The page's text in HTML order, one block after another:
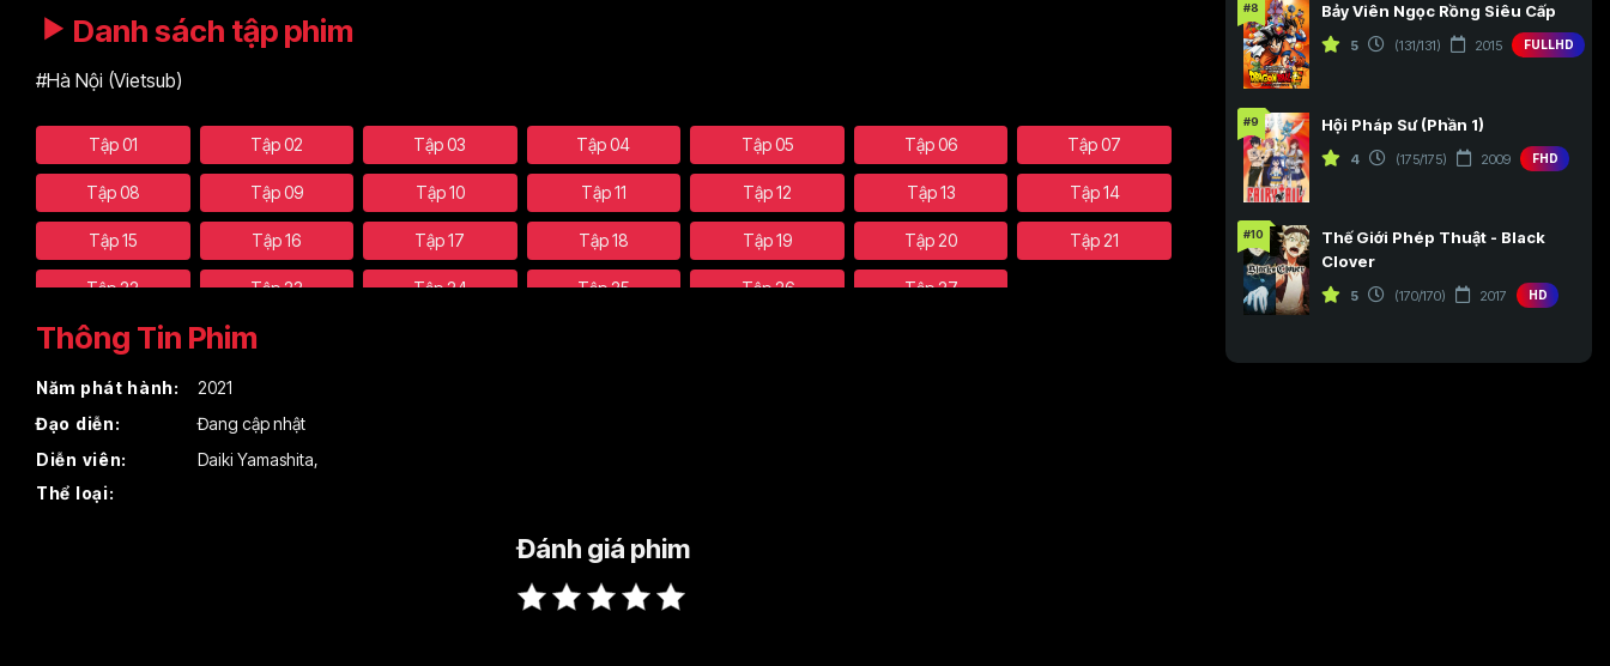
Danh sách tập phim
#Hà Nội (Vietsub)
Tập 01 Tập 02 Tập 03 Tập 04 Tập 05 Tập 06 Tập 07
Tập 08 Tập 09 Tập 10 Tập 11 Tập 12 Tập 13 Tập 14
Tập 15 Tập 16 Tập 17 Tập 18 Tập 19 Tập 20 Tập 21
Tập 22 Tập 23 Tập 24 Tập 25 Tập 26 Tập 27
Thông Tin Phim
Năm phát hành:
2021
Đạo diễn:
Đang cập nhật
Diễn viên:
Daiki Yamashita,
Thể loại:
Đánh giá phim
#8 Bảy Viên Ngọc Rồng Siêu Cấp
5 (131/131) 2015 FULLHD
#9 Hội Pháp Sư (Phần 1)
4 (175/175) 2009 FHD
#10
Thế Giới Phép Thuật - Black
Clover
5 (170/170) 2017 HD